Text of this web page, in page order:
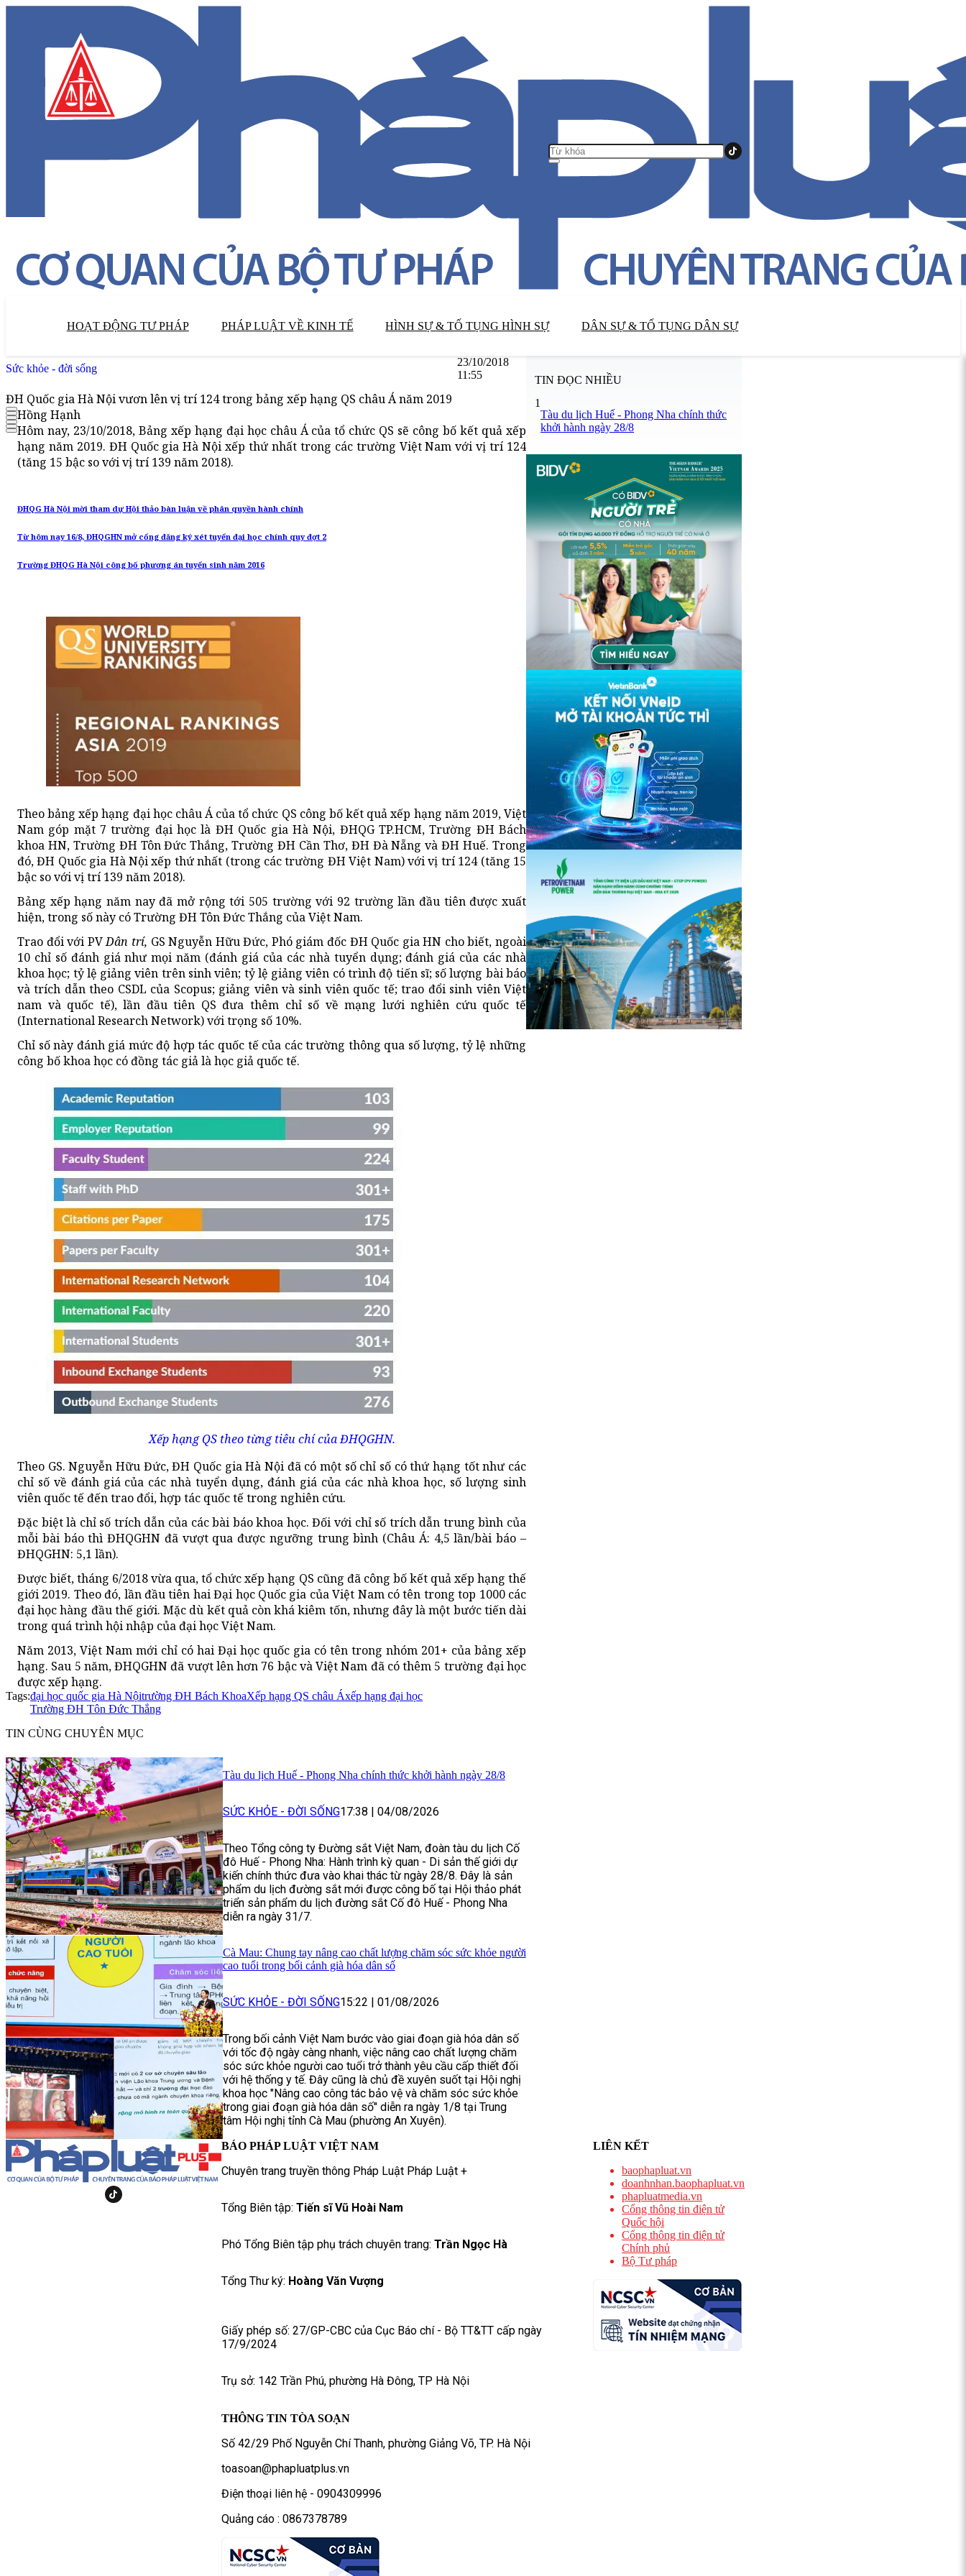
HOẠT ĐỘNG TƯ PHÁP PHÁP LUẬT VỀ KINH TẾ HÌNH SỰ & TỐ TỤNG HÌNH SỰ DÂN SỰ & TỐ TỤNG DÂN SỰ
Sức khỏe - đời sống
23/10/2018
11:55
ĐH Quốc gia Hà Nội vươn lên vị trí 124 trong bảng xếp hạng QS châu Á năm 2019
Hồng Hạnh
Hôm nay, 23/10/2018, Bảng xếp hạng đại học châu Á của tổ chức QS sẽ công bố kết quả xếp
hạng năm 2019. ĐH Quốc gia Hà Nội xếp thứ nhất trong các trường Việt Nam với vị trí 124
(tăng 15 bậc so với vị trí 139 năm 2018).
ĐHQG Hà Nội mời tham dự Hội thảo bàn luận về phân quyền hành chính
Từ hôm nay 16/8, ĐHQGHN mở cổng đăng ký xét tuyển đại học chính quy đợt 2
Trường ĐHQG Hà Nội công bố phương án tuyển sinh năm 2016
Theo bảng xếp hạng đại học châu Á của tổ chức QS công bố kết quả xếp hạng năm 2019, Việt
Nam góp mặt 7 trường đại học là ĐH Quốc gia Hà Nội, ĐHQG TP.HCM, Trường ĐH Bách
khoa HN, Trường ĐH Tôn Đức Thắng, Trường ĐH Cần Thơ, ĐH Đà Nẵng và ĐH Huế. Trong
đó, ĐH Quốc gia Hà Nội xếp thứ nhất (trong các trường ĐH Việt Nam) với vị trí 124 (tăng 15
bậc so với vị trí 139 năm 2018).
Bảng xếp hạng năm nay đã mở rộng tới 505 trường với 92 trường lần đầu tiên được xuất
hiện, trong số này có Trường ĐH Tôn Đức Thắng của Việt Nam.
Trao đổi với PVDân trí, GS Nguyễn Hữu Đức, Phó giám đốc ĐH Quốc gia HN cho biết, ngoài
10 chỉ số đánh giá như mọi năm (đánh giá của các nhà tuyển dụng; đánh giá của các nhà
khoa học; tỷ lệ giảng viên trên sinh viên; tỷ lệ giảng viên có trình độ tiến sĩ; số lượng bài báo
và trích dẫn theo CSDL của Scopus; giảng viên và sinh viên quốc tế; trao đổi sinh viên Việt
nam và quốc tế), lần đầu tiên QS đưa thêm chỉ số về mạng lưới nghiên cứu quốc tế
(International Research Network) với trọng số 10%.
Chỉ số này đánh giá mức độ hợp tác quốc tế của các trường thông qua số lượng, tỷ lệ những
công bố khoa học có đồng tác giả là học giả quốc tế.
Xếp hạng QS theo từng tiêu chí của ĐHQGHN.
Theo GS. Nguyễn Hữu Đức, ĐH Quốc gia Hà Nội đã có một số chỉ số có thứ hạng tốt như các
chỉ số về đánh giá của các nhà tuyển dụng, đánh giá của các nhà khoa học, số lượng sinh
viên quốc tế đến trao đổi, hợp tác quốc tế trong nghiên cứu.
Đặc biệt là chỉ số trích dẫn của các bài báo khoa học. Đối với chỉ số trích dẫn trung bình của
mỗi bài báo thì ĐHQGHN đã vượt qua được ngưỡng trung bình (Châu Á: 4,5 lần/bài báo –
ĐHQGHN: 5,1 lần).
Được biết, tháng 6/2018 vừa qua, tổ chức xếp hạng QS cũng đã công bố kết quả xếp hạng thế
giới 2019. Theo đó, lần đầu tiên hai Đại học Quốc gia của Việt Nam có tên trong top 1000 các
đại học hàng đầu thế giới. Mặc dù kết quả còn khá kiêm tốn, nhưng đây là một bước tiến dài
trong quá trình hội nhập của đại học Việt Nam.
Năm 2013, Việt Nam mới chỉ có hai Đại học quốc gia có tên trong nhóm 201+ của bảng xếp
hạng. Sau 5 năm, ĐHQGHN đã vượt lên hơn 76 bậc và Việt Nam đã có thêm 5 trường đại học
được xếp hạng.
Tags:đại học quốc gia Hà Nộitrường ĐH Bách KhoaXếp hạng QS châu Áxếp hạng đại học
Trường ĐH Tôn Đức Thắng
TIN CÙNG CHUYÊN MỤC
Tàu du lịch Huế - Phong Nha chính thức khởi hành ngày 28/8
SỨC KHỎE - ĐỜI SỐNG17:38 | 04/08/2026
Theo Tổng công ty Đường sắt Việt Nam, đoàn tàu du lịch Cố
đô Huế - Phong Nha: Hành trình kỳ quan - Di sản thế giới dự
kiến chính thức đưa vào khai thác từ ngày 28/8. Đây là sản
phẩm du lịch đường sắt mới được công bố tại Hội thảo phát
triển sản phẩm du lịch đường sắt Cố đô Huế - Phong Nha
diễn ra ngày 31/7.
Cà Mau: Chung tay nâng cao chất lượng chăm sóc sức khỏe người
cao tuổi trong bối cảnh già hóa dân số
SỨC KHỎE - ĐỜI SỐNG15:22 | 01/08/2026
Trong bối cảnh Việt Nam bước vào giai đoạn già hóa dân số
với tốc độ ngày càng nhanh, việc nâng cao chất lượng chăm
sóc sức khỏe người cao tuổi trở thành yêu cầu cấp thiết đối
với hệ thống y tế. Đây cũng là chủ đề xuyên suốt tại Hội nghị
khoa học "Nâng cao công tác bảo vệ và chăm sóc sức khỏe
trong giai đoạn già hóa dân số" diễn ra ngày 1/8 tại Trung
tâm Hội nghị tỉnh Cà Mau (phường An Xuyên).
TIN ĐỌC NHIỀU
1
Tàu du lịch Huế - Phong Nha chính thức
khởi hành ngày 28/8
BÁO PHÁP LUẬT VIỆT NAM
Chuyên trang truyền thông Pháp Luật Pháp Luật +
Tổng Biên tập: Tiến sĩ Vũ Hoài Nam
Phó Tổng Biên tập phụ trách chuyên trang: Trần Ngọc Hà
Tổng Thư ký: Hoàng Văn Vượng
Giấy phép số: 27/GP-CBC của Cục Báo chí - Bộ TT&TT cấp ngày
17/9/2024
Trụ sở: 142 Trần Phú, phường Hà Đông, TP Hà Nội
THÔNG TIN TÒA SOẠN
Số 42/29 Phố Nguyễn Chí Thanh, phường Giảng Võ, TP. Hà Nội
toasoan@phapluatplus.vn
Điện thoại liên hệ - 0904309996
Quảng cáo : 0867378789
LIÊN KẾT
baophapluat.vn
doanhnhan.baophapluat.vn
phapluatmedia.vn
Cổng thông tin điện tử
Quốc hội
Cổng thông tin điện tử
Chính phủ
Bộ Tư pháp